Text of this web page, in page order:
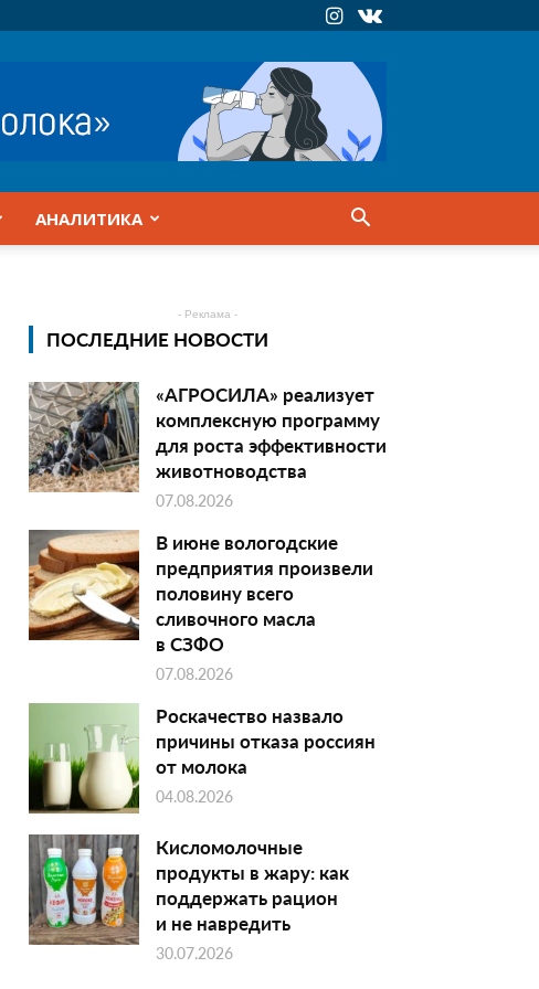
АНАЛИТИКА
- Реклама -
ПОСЛЕДНИЕ НОВОСТИ
«АГРОСИЛА» реализует
комплексную программу
для роста эффективности
животноводства
07.08.2026
В июне вологодские
предприятия произвели
половину всего
сливочного масла
в СЗФО
07.08.2026
Роскачество назвало
причины отказа россиян
от молока
04.08.2026
Кисломолочные
продукты в жару: как
поддержать рацион
и не навредить
30.07.2026